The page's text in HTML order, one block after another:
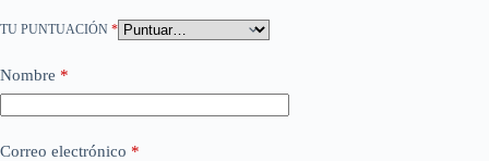
TU PUNTUACIÓN *
Nombre *
Correo electrónico *